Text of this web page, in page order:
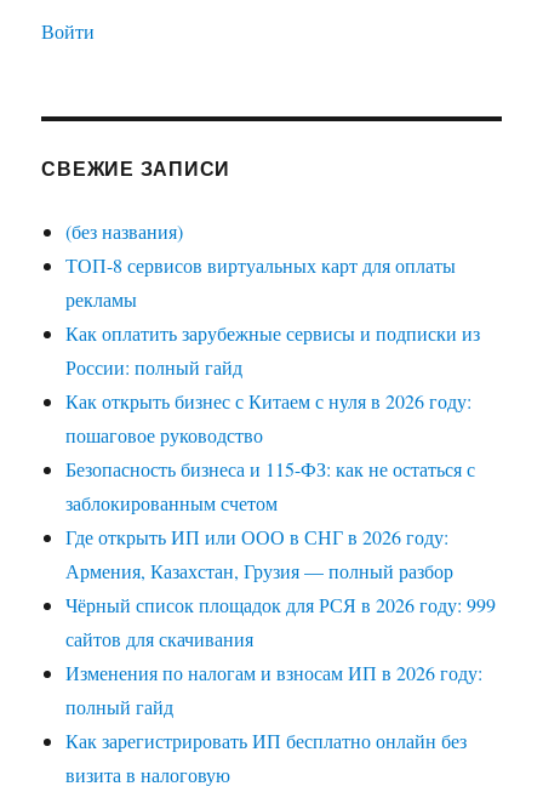
Войти
СВЕЖИЕ ЗАПИСИ
(без названия)
ТОП-8 сервисов виртуальных карт для оплаты
рекламы
Как оплатить зарубежные сервисы и подписки из
России: полный гайд
Как открыть бизнес с Китаем с нуля в 2026 году:
пошаговое руководство
Безопасность бизнеса и 115-ФЗ: как не остаться с
заблокированным счетом
Где открыть ИП или ООО в СНГ в 2026 году:
Армения, Казахстан, Грузия — полный разбор
Чёрный список площадок для РСЯ в 2026 году: 999
сайтов для скачивания
Изменения по налогам и взносам ИП в 2026 году:
полный гайд
Как зарегистрировать ИП бесплатно онлайн без
визита в налоговую